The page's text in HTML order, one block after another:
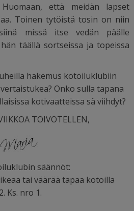
että meidän lapset
Toinen tytöistä tosin on niin
missä itse vedän päälle
täällä sortseissa ja topeissa
hakemus kotoiluklubiin
Onko sulla tapana
kotivaatteissa sä viihdyt?
TOIVOTELLEN,
säännöt:
tai väärää tapaa kotoilla
2. Ks. nro 1.